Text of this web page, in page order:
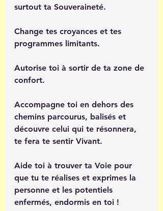
surtout ta Souveraineté.
Change tes croyances et tes
programmes limitants.
Autorise toi à sortir de ta zone de
confort.
Accompagne toi en dehors des
chemins parcourus, balisés et
découvre celui qui te résonnera,
te fera te sentir Vivant.
Aide toi à trouver ta Voie pour
que tu te réalises et exprimes la
personne et les potentiels
enfermés, endormis en toi !